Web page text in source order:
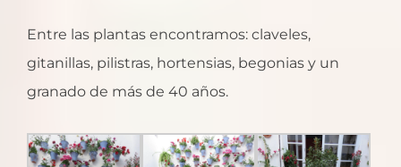
Entre las plantas encontramos: claveles,
gitanillas, pilistras, hortensias, begonias y un
granado de más de 40 años.